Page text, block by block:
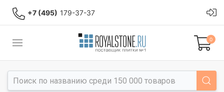
+7 (495) 179-37-37
0